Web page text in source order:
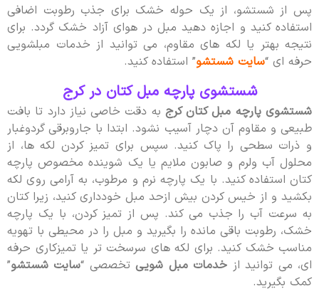
پس از شستشو، از یک حوله خشک برای جذب رطوبت اضافی
استفاده کنید و اجازه دهید مبل در هوای آزاد خشک گردد. برای
نتیجه بهتر یا لکه های مقاوم، می توانید از خدمات مبلشویی
حرفه ای “ سایت شستشو” استفاده کنید.
شستشوی پارچه مبل کتان در کرج
شستشوی پارچه مبل کتان کرج به دقت خاصی نیاز دارد تا بافت
طبیعی و مقاوم آن دچار آسیب نشود. ابتدا با جاروبرقی گردوغبار
و ذرات سطحی را پاک کنید. سپس برای تمیز کردن لکه ها، از
محلول آب ولرم و صابون ملایم یا یک شوینده مخصوص پارچه
کتان استفاده کنید. با یک پارچه نرم و مرطوب، به آرامی روی لکه
بکشید و از خیس کردن بیش ازحد مبل خودداری کنید، زیرا کتان
به سرعت آب را جذب می کند. پس از تمیز کردن، با یک پارچه
خشک، رطوبت باقی مانده را بگیرید و مبل را در محیطی با تهویه
مناسب خشک کنید. برای لکه های سرسخت تر یا تمیزکاری حرفه
ای، می توانید از خدمات مبل شوییتخصصی “ سایت شستشو”
کمک بگیرید.